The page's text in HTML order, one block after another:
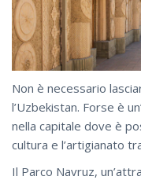
Non è necessario
l’Uzbekistan. Forse è
nella capitale dove è
cultura e l’artigianato
Il Parco Navruz,